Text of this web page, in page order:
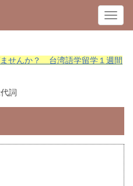
T
o
g
i
せんか？ 台湾語学留学１週間
詞